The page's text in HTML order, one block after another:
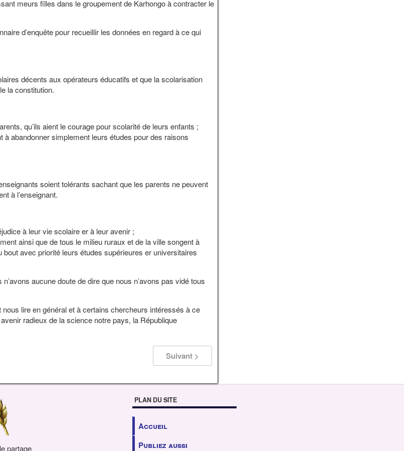
meurs filles dans le groupement de Karhongo à contracter le
d’enquête pour recueillir les données en regard à ce qui
décents aux opérateurs éducatifs et que la scolarisation
la constitution.
qu’ils aient le courage pour scolarité de leurs enfants ;
abandonner simplement leurs études pour des raisons
soient tolérants sachant que les parents ne peuvent
à l’enseignant.
à leur vie scolaire er à leur avenir ;
ainsi que de tous le milieu ruraux et de la ville songent à
avec priorité leurs études supérieures er universitaires
aucune doute de dire que nous n’avons pas vidé tous
lire en général et à certains chercheurs intéressés à ce
radieux de la science notre pays, la République
Suivant >
partage
PLAN DU SITE
Accueil
Publiez aussi